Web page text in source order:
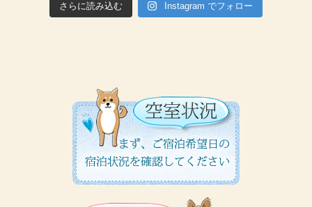
さらに読み込む Instagram でフォロー